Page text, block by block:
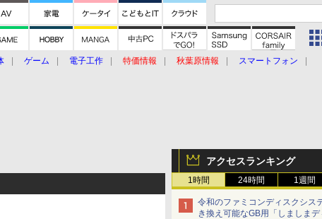
ゲーム 電子工作 特価情報 秋葉原情報
スマートフォン
アクセスランキング
1時間 24時間 1週間
令和のファミコンディスクシス
き換え可能なGB用「しましま